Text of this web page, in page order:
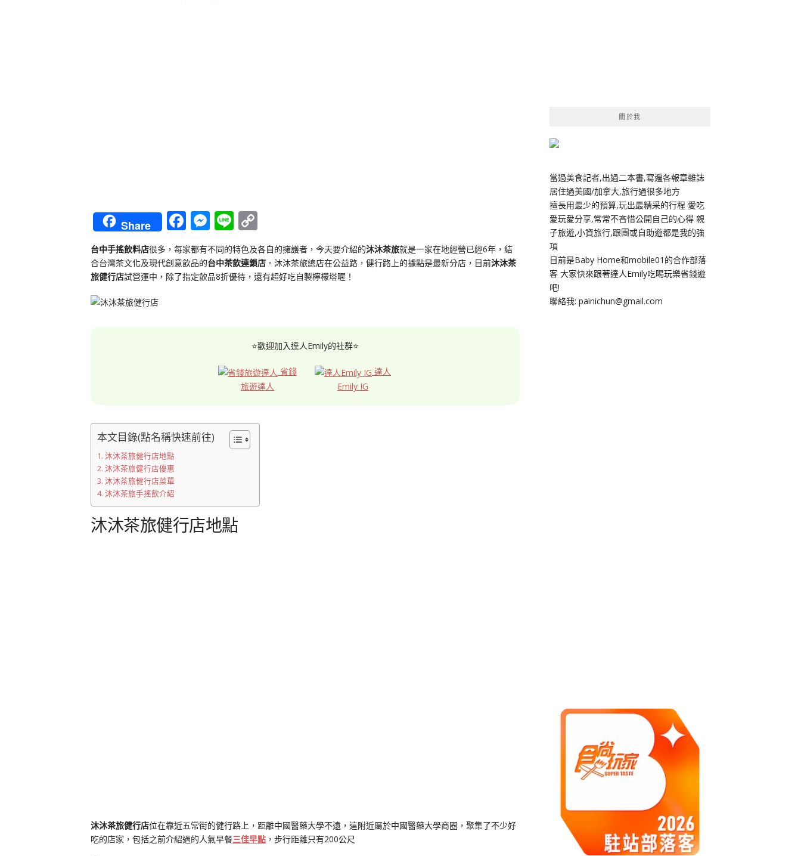
Share Facebook
Messenger
Line
Link
台中手搖飲料店很多，每家都有不同的特色及各自的擁護者，今天要介紹的沐沐茶旅就是一家在地經營已經6年，結
合台灣茶文化及現代創意飲品的台中茶飲連鎖店 。沐沐茶旅總店在公益路，健行路上的據點是最新分店，目前沐沐茶
旅健行店試營運中，除了指定飲品8折優待，還有超好吃自製檸檬塔喔！
⭐歡迎加入達人Emily的社群⭐
省錢
旅遊達人
達人
Emily IG
本文目錄(點名稱快速前往)
沐沐茶旅健行店地點
沐沐茶旅健行店優惠
沐沐茶旅健行店菜單
沐沐茶旅手搖飲介紹
沐沐茶旅健行店地點
沐沐茶旅健行店位在靠近五常街的健行路上，距離中國醫藥大學不遠，這附近屬於中國醫藥大學商圈，聚集了不少好
吃的店家，包括之前介紹過的人氣早餐三佳早點 ，步行距離只有200公尺
關於我
當過美食記者,出過二本書,寫遍各報章雜誌
居住過美國/加拿大,旅行過很多地方
擅長用最少的預算,玩出最精采的行程 愛吃
愛玩愛分享,常常不吝惜公開自己的心得 親
子旅遊,小資旅行,跟團或自助遊都是我的強
項
目前是Baby Home和mobile01的合作部落
客 大家快來跟著達人Emily吃喝玩樂省錢遊
吧!
聯絡我: painichun@gmail.com